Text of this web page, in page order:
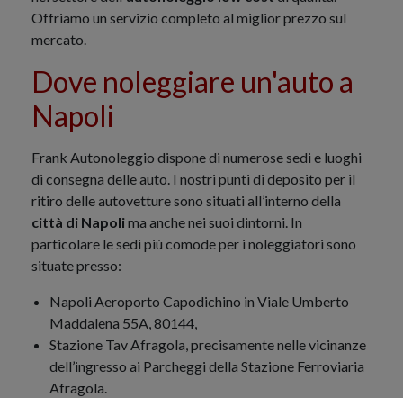
Offriamo un servizio completo al miglior prezzo sul
mercato.
Dove noleggiare un'auto a
Napoli
Frank Autonoleggio dispone di numerose sedi e luoghi
di consegna delle auto. I nostri punti di deposito per il
ritiro delle autovetture sono situati all’interno della
città di Napolima anche nei suoi dintorni. In
particolare le sedi più comode per i noleggiatori sono
situate presso:
Napoli Aeroporto Capodichino in Viale Umberto
Maddalena 55A, 80144,
Stazione Tav Afragola, precisamente nelle vicinanze
dell’ingresso ai Parcheggi della Stazione Ferroviaria
Afragola.